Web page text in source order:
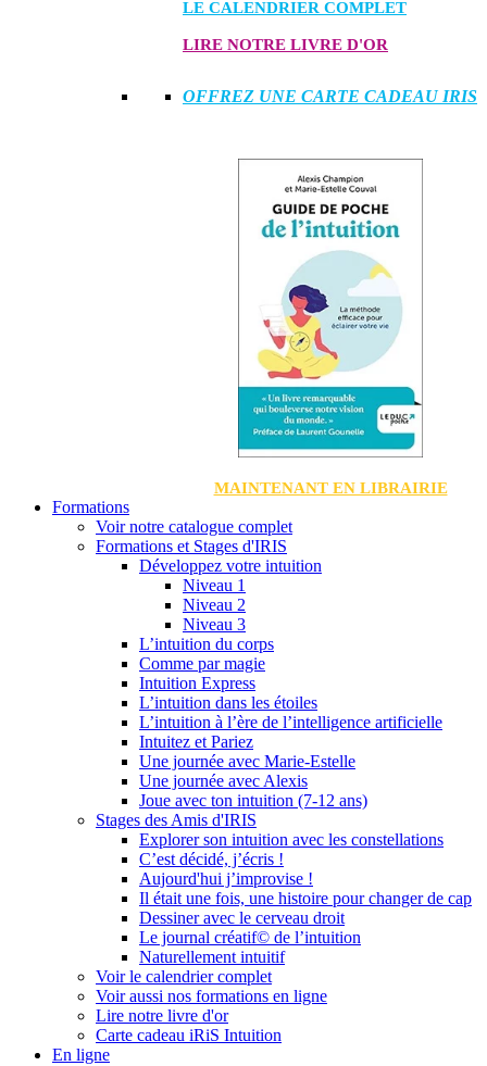
LE CALENDRIER COMPLET
LIRE NOTRE LIVRE D'OR
OFFREZ UNE CARTE CADEAU IRIS
MAINTENANT EN LIBRAIRIE
Formations
Voir notre catalogue complet
Formations et Stages d'IRIS
Développez votre intuition
Niveau 1
Niveau 2
Niveau 3
L’intuition du corps
Comme par magie
Intuition Express
L’intuition dans les étoiles
L’intuition à l’ère de l’intelligence artificielle
Intuitez et Pariez
Une journée avec Marie-Estelle
Une journée avec Alexis
Joue avec ton intuition (7-12 ans)
Stages des Amis d'IRIS
Explorer son intuition avec les constellations
C’est décidé, j’écris !
Aujourd'hui j’improvise !
Il était une fois, une histoire pour changer de cap
Dessiner avec le cerveau droit
Le journal créatif© de l’intuition
Naturellement intuitif
Voir le calendrier complet
Voir aussi nos formations en ligne
Lire notre livre d'or
Carte cadeau iRiS Intuition
En ligne